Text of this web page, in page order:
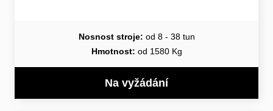
Nosnost stroje: od 8 - 38 tun
Hmotnost: od 1580 Kg
Na vyžádání